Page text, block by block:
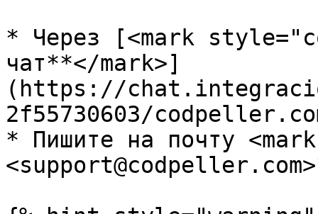
* Через [<mark
чат**</mark>]
(https://
2f55730603/
* Пишите на почту